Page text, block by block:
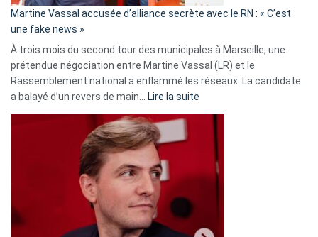
Algérie
Martine Vassal accusée d’alliance secrète avec le RN : « C’est
une fake news »
À trois mois du second tour des municipales à Marseille, une
prétendue négociation entre Martine Vassal (LR) et le
Rassemblement national a enflammé les réseaux. La candidate
a balayé d’un revers de main… Lire la suite
d’alliance
secrète